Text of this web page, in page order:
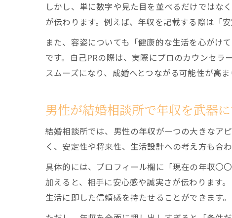
しかし、単に数字や見た目を並べるだけではな
が伝わります。例えば、年収を記載する際は「
また、容姿についても「健康的な生活を心がけ
です。自己PRの際は、実際にプロのカウンセ
スムーズになり、成婚へとつながる可能性が高ま
男性が結婚相談所で年収を武器
結婚相談所では、男性の年収が一つの大きなア
く、安定性や将来性、生活設計への考え方も合
具体的には、プロフィール欄に「現在の年収〇
加えると、相手に安心感や誠実さが伝わります
生活に即した信頼感を持たせることができます。